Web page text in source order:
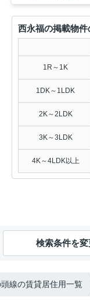
西永福の掲載物
1R～1K
1DK～1LDK
2K～2LDK
3K～3LDK
4K～4LDK以上
検索条件を変
線の賃貸居住用一覧